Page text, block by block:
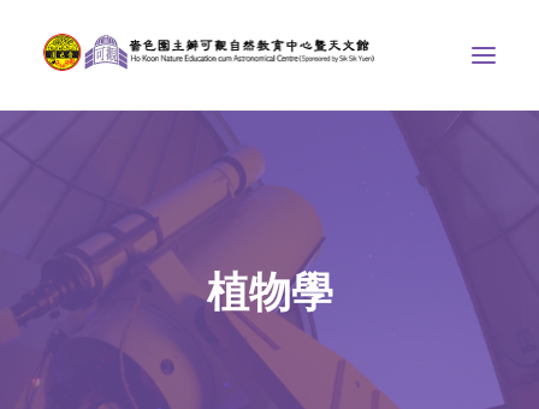
博物天地
比賽/專題計劃
植物學